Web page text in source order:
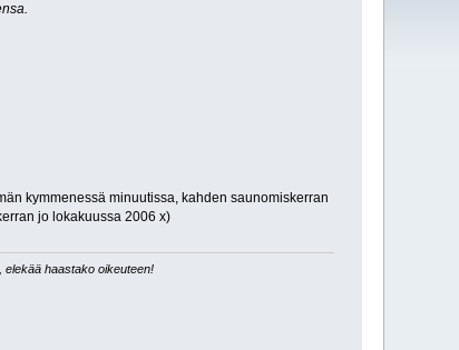
kymmenessä minuutissa, kahden saunomiskerran
jo lokakuussa 2006 x)
elekää haastako oikeuteen!